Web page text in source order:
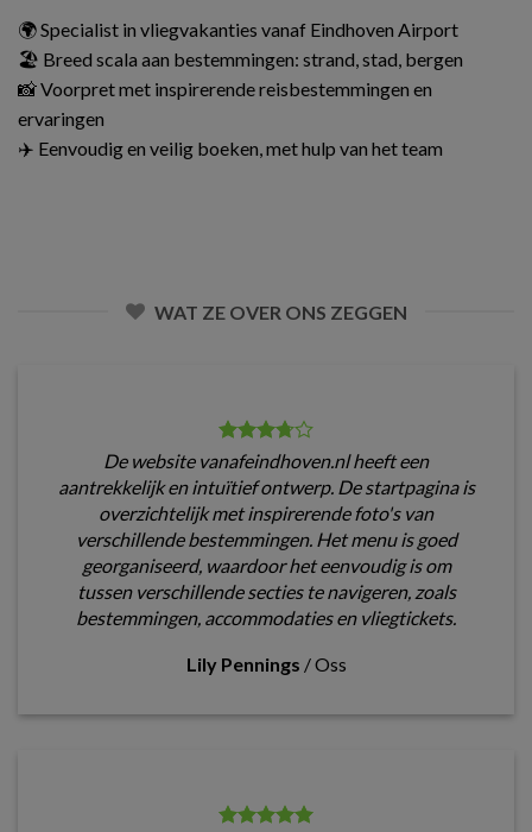
🌍 Specialist in vliegvakanties vanaf Eindhoven Airport
🏖️ Breed scala aan bestemmingen: strand, stad, bergen
📸 Voorpret met inspirerende reisbestemmingen en
ervaringen
✈️ Eenvoudig en veilig boeken, met hulp van het team
WAT ZE OVER ONS ZEGGEN
De website vanafeindhoven.nl heeft een
aantrekkelijk en intuïtief ontwerp. De startpagina is
overzichtelijk met inspirerende foto's van
verschillende bestemmingen. Het menu is goed
georganiseerd, waardoor het eenvoudig is om
tussen verschillende secties te navigeren, zoals
bestemmingen, accommodaties en vliegtickets.
Lily Pennings /Oss